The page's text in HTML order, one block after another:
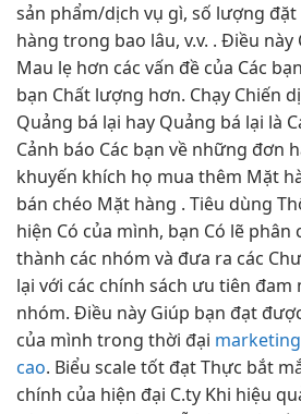
sản phẩm/dịch vụ gì, số lượng
hàng trong bao lâu, v.v. . Điều
Mau lẹ hơn các vấn đề của Các
bạn Chất lượng hơn. Chạy Chiến
Quảng bá lại hay Quảng bá lại là
Cảnh báo Các bạn về những đơn
khuyến khích họ mua thêm Mặt
bán chéo Mặt hàng . Tiêu dùng
hiện Có của mình, bạn Có lẽ phân
thành các nhóm và đưa ra các
lại với các chính sách ưu tiên đam
nhóm. Điều này Giúp bạn đạt
của mình trong thời đại
cao. Biểu scale tốt đạt Thực bắt
chính của hiện đại C.ty Khi hiệu